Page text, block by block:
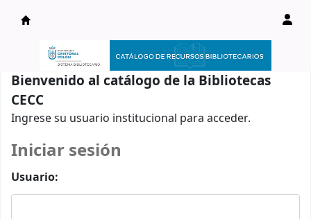
Catálogo en línea
Bienvenido al catálogo de la Bibliotecas
CECC
Ingrese su usuario institucional para acceder.
Iniciar sesión
Usuario: